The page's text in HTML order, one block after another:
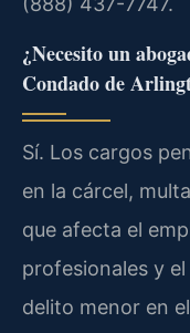
¿Necesito un
Condado de
Sí. Los cargos
en la cárcel,
que afecta el
profesionales y
delito menor en